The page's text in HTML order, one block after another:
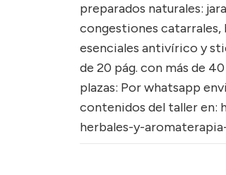
preparados naturales:
congestiones
esenciales antivírico y
de 20 pág. con más de
plazas: Por whatsapp
contenidos del taller
herbales-y-